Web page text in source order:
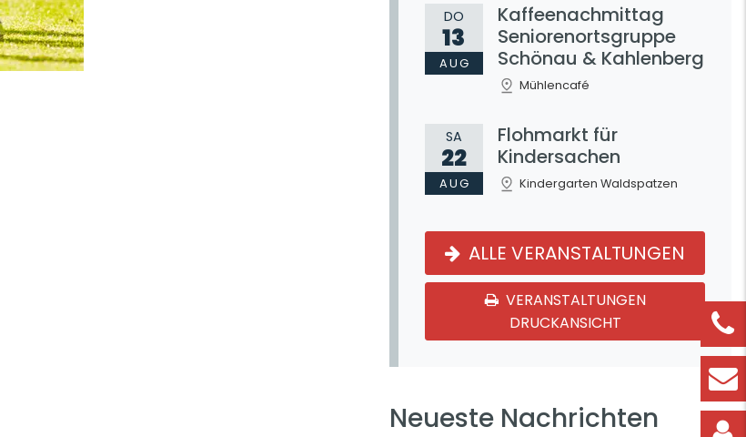
DO
13
AUG
Kaffeenachmittag
Seniorenortsgruppe
Schönau & Kahlenberg
Mühlencafé
SA
22
AUG
Flohmarkt für
Kindersachen
Kindergarten Waldspatzen
ALLE VERANSTALTUNGEN
VERANSTALTUNGEN
DRUCKANSICHT
Neueste Nachrichten